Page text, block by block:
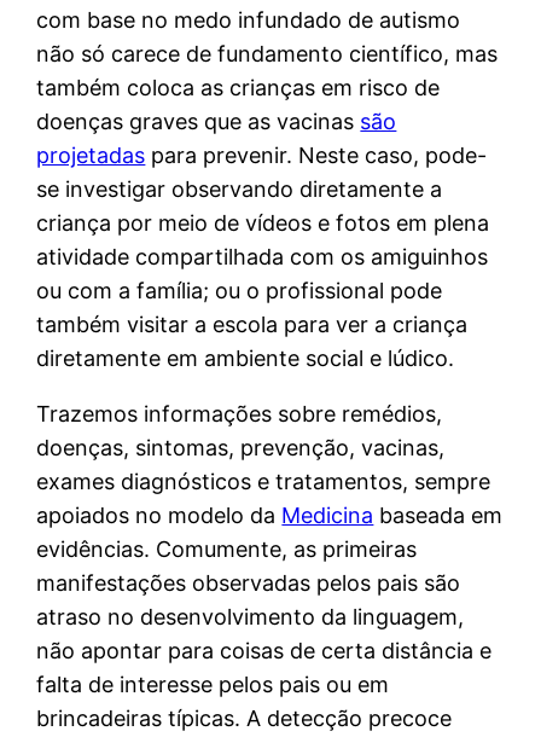
com base no medo infundado de autismo
não só carece de fundamento científico, mas
também coloca as crianças em risco de
doenças graves que as vacinas são
projetadas para prevenir. Neste caso, pode-
se investigar observando diretamente a
criança por meio de vídeos e fotos em plena
atividade compartilhada com os amiguinhos
ou com a família; ou o profissional pode
também visitar a escola para ver a criança
diretamente em ambiente social e lúdico.
Trazemos informações sobre remédios,
doenças, sintomas, prevenção, vacinas,
exames diagnósticos e tratamentos, sempre
apoiados no modelo da Medicina baseada em
evidências. Comumente, as primeiras
manifestações observadas pelos pais são
atraso no desenvolvimento da linguagem,
não apontar para coisas de certa distância e
falta de interesse pelos pais ou em
brincadeiras típicas. A detecção precoce